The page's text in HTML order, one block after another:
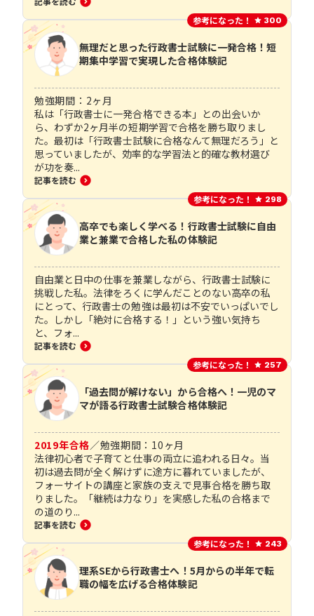
参考になった！ 300
無理だと思った行政書士試験に一発合格！短
期集中学習で実現した合格体験記
勉強期間： 2ヶ月
私は「行政書士に一発合格できる本」との出会いか
ら、わずか2ヶ月半の短期学習で合格を勝ち取りまし
た。最初は「行政書士試験に合格なんて無理だろう」と
思っていましたが、効率的な学習法と的確な教材選び
が功を奏...
記事を読む
参考になった！ 298
高卒でも楽しく学べる！行政書士試験に自由
業と兼業で合格した私の体験記
自由業と日中の仕事を兼業しながら、行政書士試験に
挑戦した私。法律をろくに学んだことのない高卒の私
にとって、行政書士の勉強は最初は不安でいっぱいでし
た。しかし「絶対に合格する！」という強い気持ち
と、フォ...
記事を読む
参考になった！ 257
「過去問が解けない」から合格へ！一児のマ
マが語る行政書士試験合格体験記
2019年合格／勉強期間： 10 ヶ月
法律初心者で子育てと仕事の両立に追われる日々。当
初は過去問が全く解けずに途方に暮れていましたが、
フォーサイトの講座と家族の支えで見事合格を勝ち取
りました。「継続は力なり」を実感した私の合格まで
の道のり...
記事を読む
参考になった！ 243
理系SEから行政書士へ！5月からの半年で転
職の幅を広げる合格体験記